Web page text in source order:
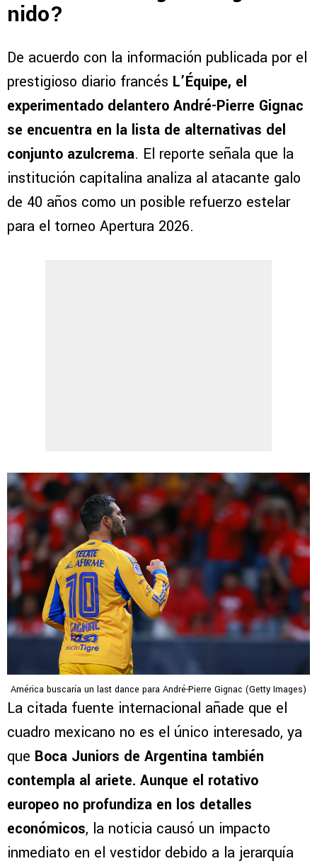
nido?
De acuerdo con la información publicada por el
prestigioso diario francés L’Équipe, el
experimentado delantero André-Pierre Gignac
se encuentra en la lista de alternativas del
conjunto azulcrema. El reporte señala que la
institución capitalina analiza al atacante galo
de 40 años como un posible refuerzo estelar
para el torneo Apertura 2026.
América buscaría un last dance para André-Pierre Gignac (Getty Images)
La citada fuente internacional añade que el
cuadro mexicano no es el único interesado, ya
que Boca Juniors de Argentina también
contempla al ariete. Aunque el rotativo
europeo no profundiza en los detalles
económicos, la noticia causó un impacto
inmediato en el vestidor debido a la jerarquía